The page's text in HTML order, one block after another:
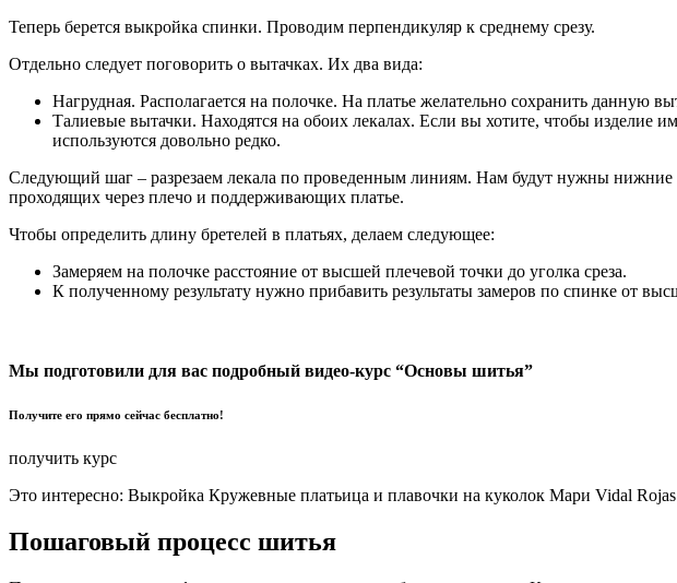
Теперь берется выкройка спинки. Проводим перпендикуляр к среднему срезу.
Отдельно следует поговорить о вытачках. Их два вида:
Нагрудная. Располагается на полочке. На платье желательно сохранить данную
Талиевые вытачки. Находятся на обоих лекалах. Если вы хотите, чтобы изделие
используются довольно редко.
Следующий шаг – разрезаем лекала по проведенным линиям. Нам будут нужны
проходящих через плечо и поддерживающих платье.
Чтобы определить длину бретелей в платьях, делаем следующее:
Замеряем на полочке расстояние от высшей плечевой точки до уголка среза.
К полученному результату нужно прибавить результаты замеров по спинке от
Мы подготовили для вас подробный видео-курс “Основы шитья”
Получите его прямо сейчас бесплатно!
получить курс
Это интересно: Выкройка Кружевные платьица и плавочки на куколок Мари Vidal
Пошаговый процесс шитья